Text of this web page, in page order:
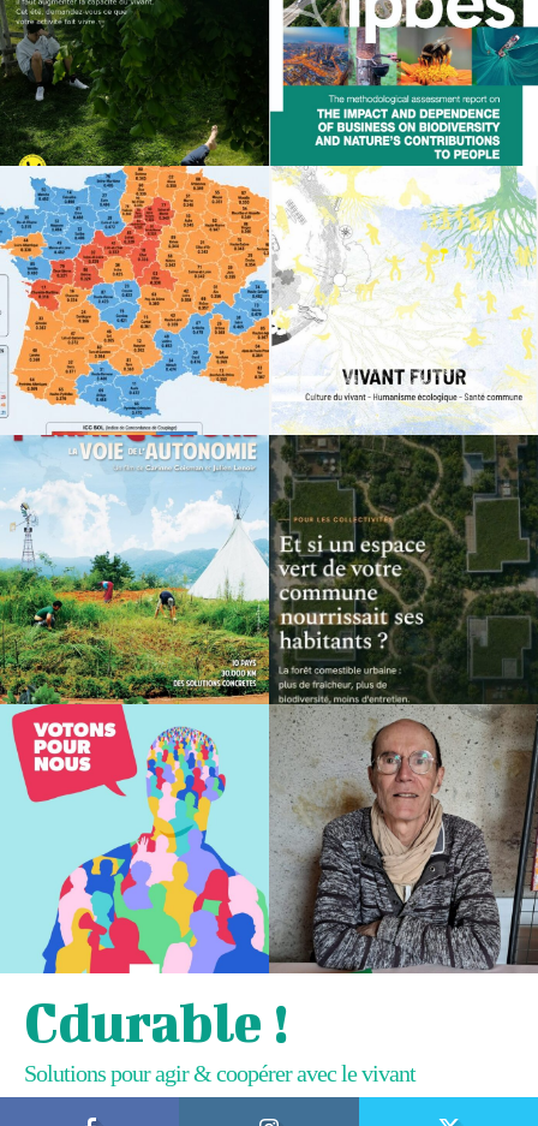
Cdurable !
Solutions pour agir & coopérer avec le vivant